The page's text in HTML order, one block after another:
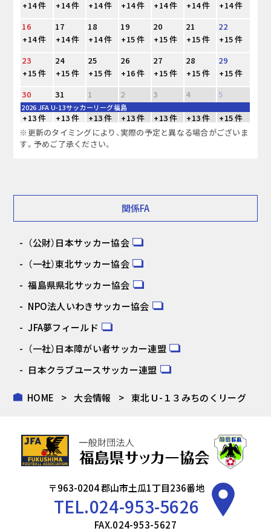
+14 件
+14 件 +14 件 +14 件 +14 件 +14 件
+14 件
16
17 18 19 20 21
22
+14 件
+14 件 +14 件 +15 件 +15 件 +15 件
+15 件
23
24 25 26 27 28
29
+15 件
+15 件 +15 件 +16 件 +15 件 +15 件
+15 件
30
31 1 2 3 4 5
2026 JFA U-13サッカーリーグ福島
+13 件 +13 件 +13 件 +13 件 +13 件 +13 件
+15 件
※更新のタイミングにより、実際の予定と異なる場合がございま
す。予めご了承ください。
関係FA
（公財）日本サッカー協会
（一社）東北サッカー協会
福島県県北サッカー協会
NPO法人いわきサッカー協会
JFA夢フィールド
（一社）日本障がい者サッカー連盟
日本クラブユースサッカー連盟
HOME 大会情報 東北Ｕ-１３みちのくリーグ
〒963-0204 郡山市土瓜1丁目236番地
TEL.024-953-5626
FAX.024-953-5627